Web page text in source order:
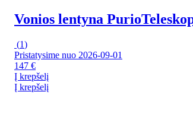
Vonios lentyna Purio
(1)
Pristatysime nuo 2026‑09‑01
147 €
Į krepšelį
Į krepšelį